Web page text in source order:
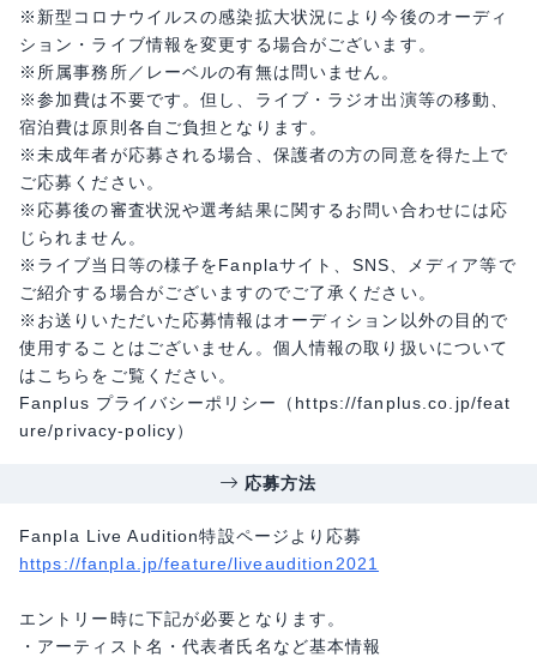
※新型コロナウイルスの感染拡大状況により今後のオーディ
ション・ライブ情報を変更する場合がございます。
※所属事務所／レーベルの有無は問いません。
※参加費は不要です。但し、ライブ・ラジオ出演等の移動、
宿泊費は原則各自ご負担となります。
※未成年者が応募される場合、保護者の方の同意を得た上で
ご応募ください。
※応募後の審査状況や選考結果に関するお問い合わせには応
じられません。
※ライブ当日等の様子をFanplaサイト、SNS、メディア等で
ご紹介する場合がございますのでご了承ください。
※お送りいただいた応募情報はオーディション以外の目的で
使用することはございません。個人情報の取り扱いについて
はこちらをご覧ください。
Fanplus プライバシーポリシー（https://fanplus.co.jp/feat
ure/privacy-policy）
応募方法
Fanpla Live Audition特設ページより応募
https://fanpla.jp/feature/liveaudition2021
エントリー時に下記が必要となります。
・アーティスト名・代表者氏名など基本情報